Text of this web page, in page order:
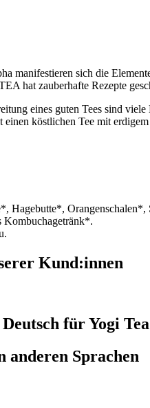
manifestieren sich die
hat zauberhafte Rezepte
eines guten Tees sind
köstlichen Tee mit
Hagebutte*,
Kombuchagetränk*.
Kund:innen
für Yogi
anderen Sprachen